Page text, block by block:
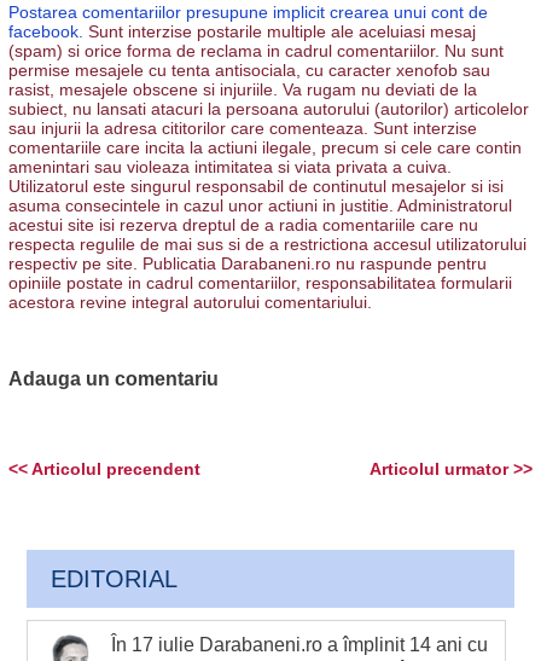
Postarea comentariilor presupune implicit crearea unui cont de
facebook. Sunt interzise postarile multiple ale aceluiasi mesaj
(spam) si orice forma de reclama in cadrul comentariilor. Nu sunt
permise mesajele cu tenta antisociala, cu caracter xenofob sau
rasist, mesajele obscene si injuriile. Va rugam nu deviati de la
subiect, nu lansati atacuri la persoana autorului (autorilor) articolelor
sau injurii la adresa cititorilor care comenteaza. Sunt interzise
comentariile care incita la actiuni ilegale, precum si cele care contin
amenintari sau violeaza intimitatea si viata privata a cuiva.
Utilizatorul este singurul responsabil de continutul mesajelor si isi
asuma consecintele in cazul unor actiuni in justitie. Administratorul
acestui site isi rezerva dreptul de a radia comentariile care nu
respecta regulile de mai sus si de a restrictiona accesul utilizatorului
respectiv pe site. Publicatia Darabaneni.ro nu raspunde pentru
opiniile postate in cadrul comentariilor, responsabilitatea formularii
acestora revine integral autorului comentariului.
Adauga un comentariu
Articolul urmator >>
<< Articolul precendent
EDITORIAL
În 17 iulie Darabaneni.ro a împlinit 14 ani cu